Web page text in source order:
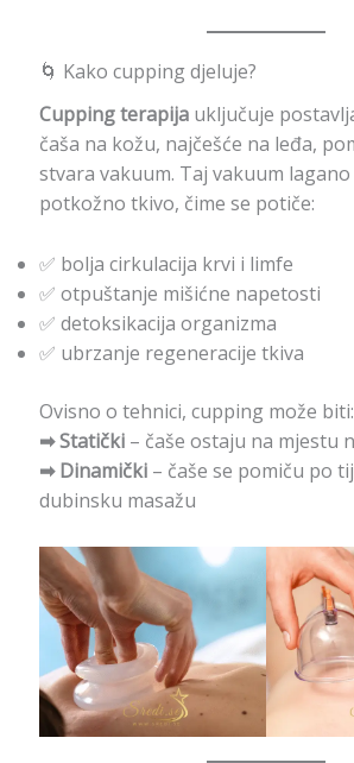
🌀 Kako cupping djeluje?
Cupping terapijauključuje
čaša na kožu, najčešće na leđa,
stvara vakuum. Taj vakuum
potkožno tkivo, čime se potiče:
✅ bolja cirkulacija krvi i limfe
✅ otpuštanje mišićne napetosti
✅ detoksikacija organizma
✅ ubrzanje regeneracije tkiva
Ovisno o tehnici, cupping može biti:
➡ Statički– čaše ostaju na mjestu
➡ Dinamički– čaše se pomiču po
dubinsku masažu